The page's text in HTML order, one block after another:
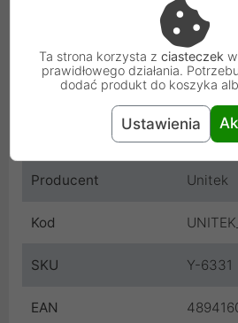
Standard Video
Producent Unitek
Kod
SKU Y-6331
EAN
Ta strona korzysta z ciasteczek
prawidłowego działania.
dodać produkt do koszyka
Ustawienia